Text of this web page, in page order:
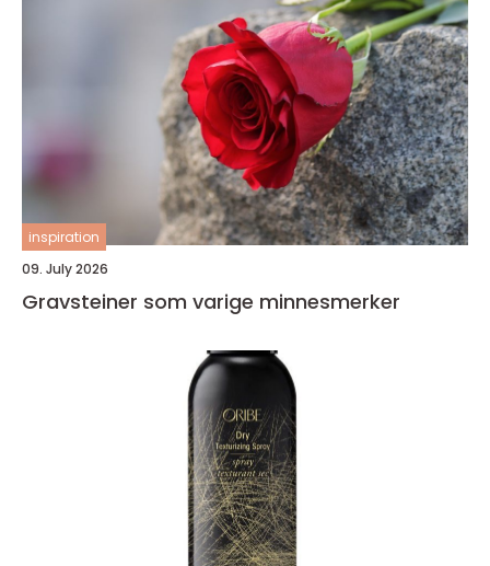
inspiration
09. July 2026
Gravsteiner som varige minnesmerker